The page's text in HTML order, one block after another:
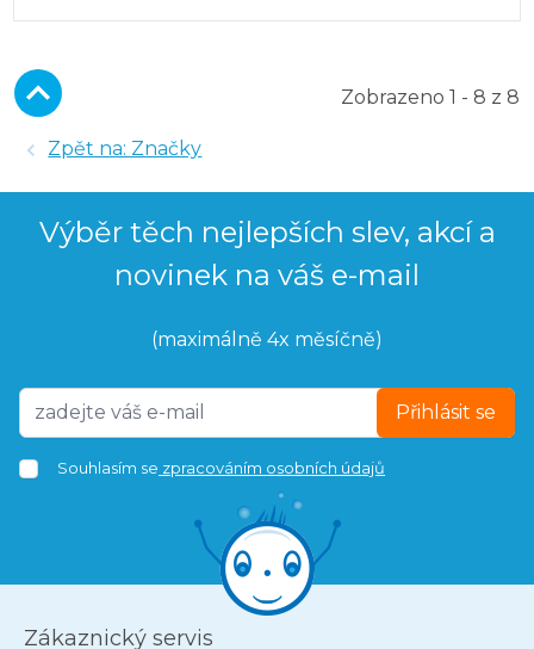
Zobrazeno 1 - 8 z 8
Zpět na: Značky
Výběr těch nejlepších slev, akcí a
novinek na váš e-mail
(maximálně 4x měsíčně)
Přihlásit se
Souhlasím se zpracováním osobních údajů
Zákaznický servis